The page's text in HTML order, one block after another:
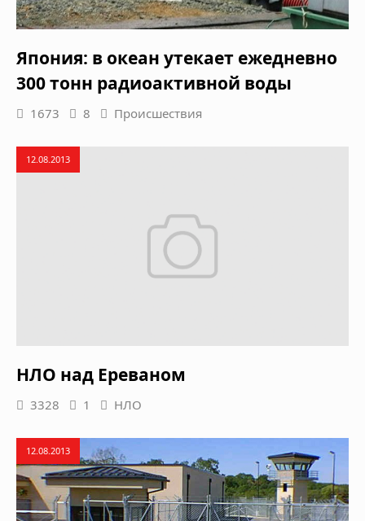
Япония: в океан утекает ежедневно
300 тонн радиоактивной воды
1673 8 Происшествия
12.08.2013
НЛО над Ереваном
3328 1 НЛО
12.08.2013